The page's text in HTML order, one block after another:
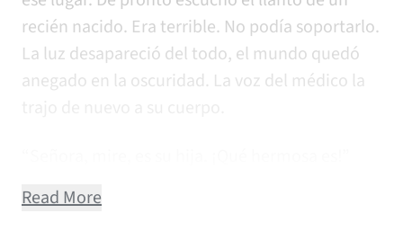
recién nacido. Era terrible. No podía soportarlo.
La luz desapareció del todo, el mundo quedó
anegado en la oscuridad. La voz del médico la
Read More